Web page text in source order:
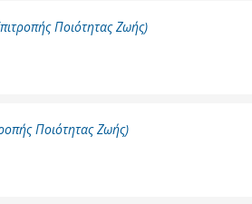
Ποιότητας Ζωής)
Ποιότητας Ζωής)